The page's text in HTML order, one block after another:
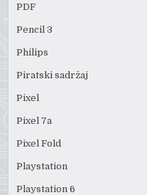
PDF
Pencil 3
Philips
Piratski sadržaj
Pixel
Pixel 7a
Pixel Fold
Playstation
Playstation 6